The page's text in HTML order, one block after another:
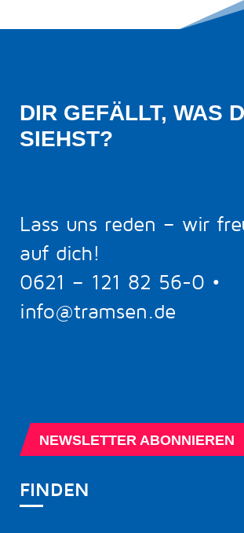
DIR GEFÄLLT, WAS
SIEHST?
Lass uns reden – wir
auf dich!
0621 – 121 82 56-0 •
info@tramsen.de
NEWSLETTER ABONNIEREN
FINDEN